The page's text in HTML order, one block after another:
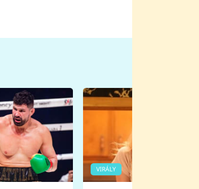
VIRÁLY